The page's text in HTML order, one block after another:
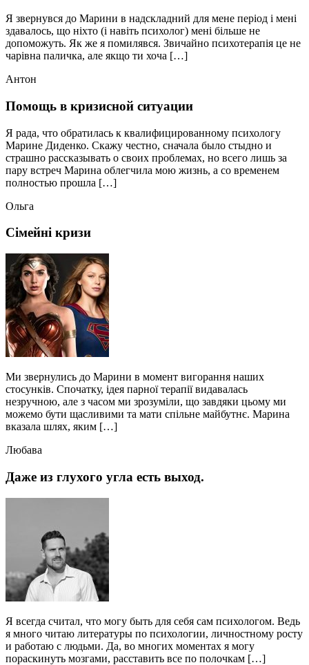
Я звернувся до Марини в надскладний для мене період і мені
здавалось, що ніхто (і навіть психолог) мені більше не
допоможуть. Як же я помилявся. Звичайно психотерапія це не
чарівна паличка, але якщо ти хоча […]
Антон
Помощь в кризисной ситуации
Я рада, что обратилась к квалифицированному психологу
Марине Диденко. Скажу честно, сначала было стыдно и
страшно рассказывать о своих проблемах, но всего лишь за
пару встреч Марина облегчила мою жизнь, а со временем
полностью прошла […]
Ольга
Сімейні кризи
Ми звернулись до Марини в момент вигорання наших
стосунків. Спочатку, ідея парної терапії видавалась
незручною, але з часом ми зрозуміли, що завдяки цьому ми
можемо бути щасливими та мати спільне майбутнє. Марина
вказала шлях, яким […]
Любава
Даже из глухого угла есть выход.
Я всегда считал, что могу быть для себя сам психологом. Ведь
я много читаю литературы по психологии, личностному росту
и работаю с людьми. Да, во многих моментах я могу
пораскинуть мозгами, расставить все по полочкам […]